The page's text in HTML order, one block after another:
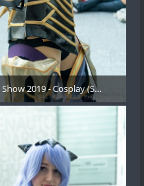
2019 - Cosplay (Samstag) - 147
2019